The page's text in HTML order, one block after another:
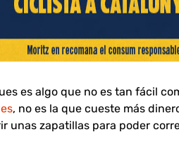
es algo que no es tan fácil
, no es la que cueste más
unas zapatillas para poder